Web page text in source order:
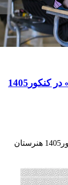
چگونگی ایجاد و ترمیم «سوابق تحصیلی» در کنکور1405
چگونگی ایجاد و ترمیم «سوابق تحصیلی» در کنکور1405 هنرستان